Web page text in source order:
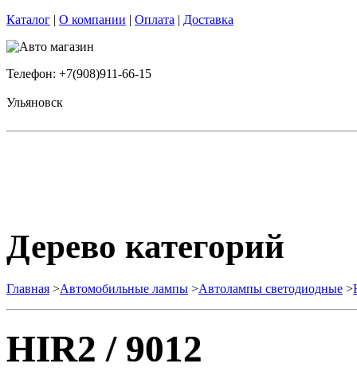
Каталог | О компании | Оплата | Доставка
Телефон: +7(908)911-66-15
Ульяновск
Дерево категорий
Главная >Автомобильные лампы >Автолампы светодиодные >
HIR2 / 9012